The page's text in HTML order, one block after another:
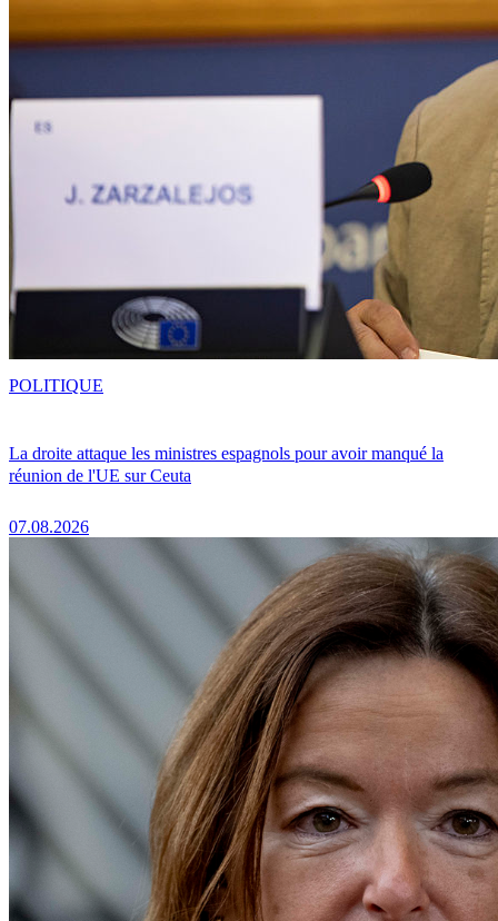
La droite attaque les ministres espagnols pour avoir manqué la
réunion de l'UE sur Ceuta
07.08.2026
POLITIQUE